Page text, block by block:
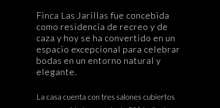
Finca Las Jarillas fue concebida
como residencia de recreo y de
caza y hoy se ha convertido en un
espacio excepcional para celebrar
bodas en un entorno natural y
elegante.
La casa cuenta con tres salones cubiertos